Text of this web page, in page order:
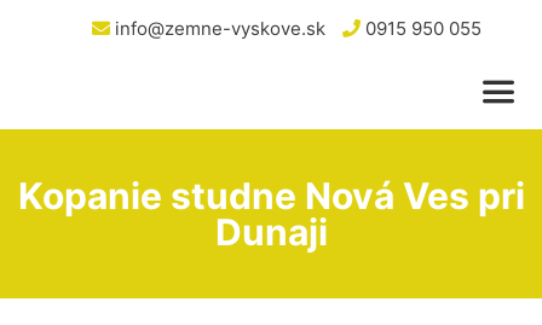
info@zemne-vyskove.sk 0915 950 055
Kopanie studne Nová Ves pri
Dunaji